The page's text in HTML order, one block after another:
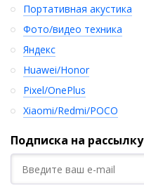
Портативная акустика
Фото/видео техника
Яндекс
Huawei/Honor
Pixel/OnePlus
Xiaomi/Redmi/POCO
Подписка на рассылку